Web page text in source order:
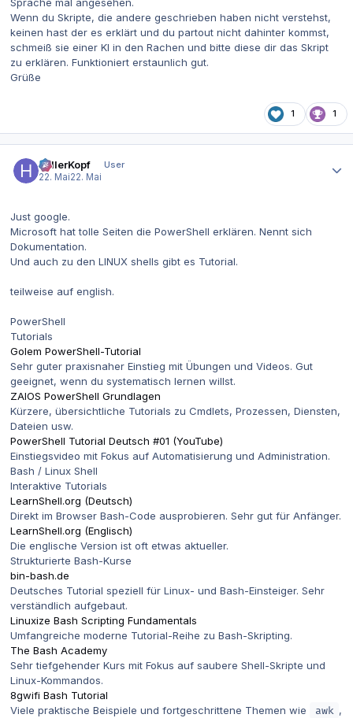
Wenn du Skripte, die andere geschrieben haben nicht verstehst,
keinen hast der es erklärt und du partout nicht dahinter kommst,
schmeiß sie einer KI in den Rachen und bitte diese dir das Skript
zu erklären. Funktioniert erstaunlich gut.
Grüße
1 1
hellerKopf
User
22. Mai22. Mai
Just google.
Microsoft hat tolle Seiten die PowerShell erklären. Nennt sich
Dokumentation.
Und auch zu den LINUX shells gibt es Tutorial.
teilweise auf english.
PowerShell
Tutorials
Golem PowerShell-Tutorial
Sehr guter praxisnaher Einstieg mit Übungen und Videos. Gut
geeignet, wenn du systematisch lernen willst.
ZAIOS PowerShell Grundlagen
Kürzere, übersichtliche Tutorials zu Cmdlets, Prozessen, Diensten,
Dateien usw.
PowerShell Tutorial Deutsch #01 (YouTube)
Einstiegsvideo mit Fokus auf Automatisierung und Administration.
Bash / Linux Shell
Interaktive Tutorials
LearnShell.org (Deutsch)
Direkt im Browser Bash-Code ausprobieren. Sehr gut für Anfänger.
LearnShell.org (Englisch)
Die englische Version ist oft etwas aktueller.
Strukturierte Bash-Kurse
bin-bash.de
Deutsches Tutorial speziell für Linux- und Bash-Einsteiger. Sehr
verständlich aufgebaut.
Linuxize Bash Scripting Fundamentals
Umfangreiche moderne Tutorial-Reihe zu Bash-Skripting.
The Bash Academy
Sehr tiefgehender Kurs mit Fokus auf saubere Shell-Skripte und
Linux-Kommandos.
8gwifi Bash Tutorial
Viele praktische Beispiele und fortgeschrittene Themen wie
awk ,